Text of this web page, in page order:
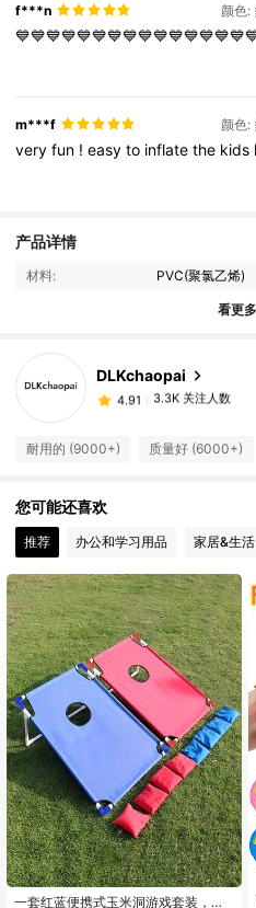
f***n 颜色:
m***f 颜色:
veryfun !easyto inflatethe kids
产品详情
材料: PVC(聚氯乙烯)
看更多
DLKchaopai
4.91 3.3K 关注人数
4.91 3.3K 关注人数
4.91 3.3K 关注人数
4.91 3.3K 关注人数
3.3K 关注人数
4.91 3.3K 关注人数
4.91 3.3K 关注人数
耐用的 (9000+) 质量好 (6000+)
您可能还喜欢
推荐 办公和学习用品 家居&生活
一套红蓝便携式玉米洞游戏套装，可